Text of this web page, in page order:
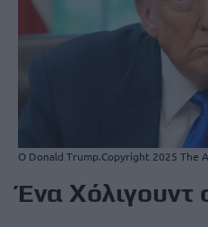
Ο Donald Trump.Copyright 2025 The
Ένα Χόλιγουντ